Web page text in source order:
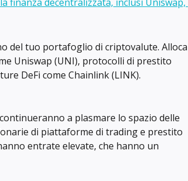
del tuo portafoglio di criptovalute. Alloca
Uniswap (UNI), protocolli di prestito
DeFi come Chainlink (LINK).
a plasmare lo spazio delle
di piattaforme di trading e prestito
entrate elevate, che hanno un